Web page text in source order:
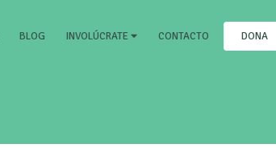
BLOG INVOLÚCRATE CONTACTO DONA